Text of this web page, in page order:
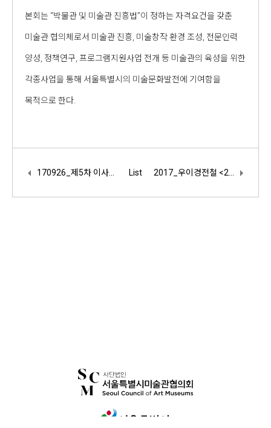
본회는 “박물관 및 미술관 진흥법”이 정하는 자격요건을 갖춘
미술관 협의체로서 미술관 진흥, 미술창작 환경 조성, 전문인력
양성, 정책연구, 프로그램지원사업 전개 등 미술관의 육성을 위한
각종사업을 통해 서울특별시의 미술문화발전에 기여함을
목적으로 한다.
List
170926_제5차 이사회 진행 2017_우이경전철 <2017 Seoul Art Station> 보도기사